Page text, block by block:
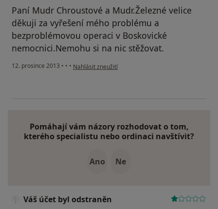
Paní Mudr Chroustové a Mudr.Železné velice
děkuji za vyřešení mého problému a
bezproblémovou operaci v Boskovické
nemocnici.Nemohu si na nic stěžovat.
12. prosince 2013 • • • podle názoru uživatele Váš účet byl odstraněn
Nahlásit zneužití
Pomáhají vám názory rozhodovat o tom,
kterého specialistu nebo ordinaci navštívit?
Ano Ne
Váš účet byl odstraněn